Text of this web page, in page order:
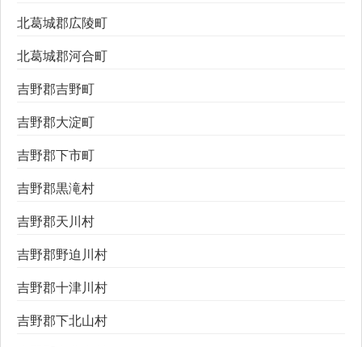
北葛城郡広陵町
北葛城郡河合町
吉野郡吉野町
吉野郡大淀町
吉野郡下市町
吉野郡黒滝村
吉野郡天川村
吉野郡野迫川村
吉野郡十津川村
吉野郡下北山村